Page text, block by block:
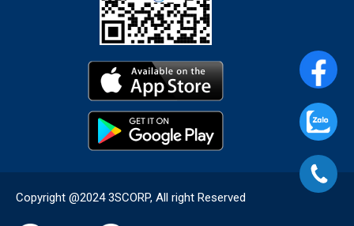
Copyright @2024 3SCORP, All right Reserved